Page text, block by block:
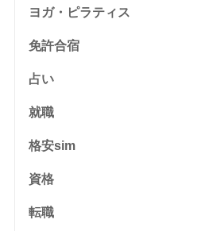
ヨガ・ピラティス
免許合宿
占い
就職
格安sim
資格
転職